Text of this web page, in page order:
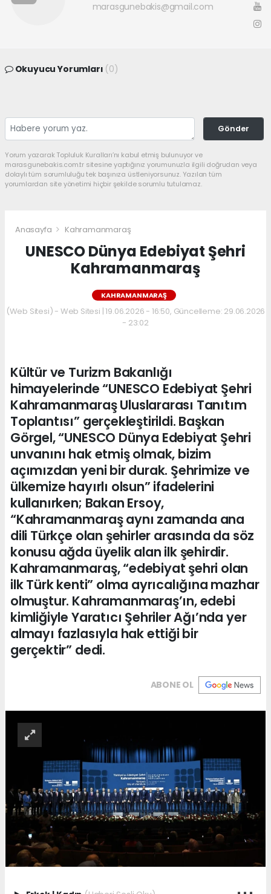
marasgunebakis@gmail.com
Okuyucu Yorumları (0)
Gönder
Yorum yazarak Topluluk Kuralları’nı kabul etmiş bulunuyor ve
marasgunebakis.com.tr sitesine yaptığınız yorumunuzla ilgili doğrudan veya
dolaylı tüm sorumluluğu tek başınıza üstleniyorsunuz. Yazılan tüm
yorumlardan site yönetimi hiçbir şekilde sorumlu tutulamaz.
Anasayfa Kahramanmaraş
UNESCO Dünya Edebiyat Şehri
Kahramanmaraş
KAHRAMANMARAŞ
(Web Sitesi) - Web Sitesi | 19.06.2026 - 16:50, Güncelleme: 29.06.2026
- 23:02
Kültür ve Turizm Bakanlığı
himayelerinde “UNESCO Edebiyat Şehri
Kahramanmaraş Uluslararası Tanıtım
Toplantısı” gerçekleştirildi. Başkan
Görgel, “UNESCO Dünya Edebiyat Şehri
unvanını hak etmiş olmak, bizim
açımızdan yeni bir durak. Şehrimize ve
ülkemize hayırlı olsun” ifadelerini
kullanırken; Bakan Ersoy,
“Kahramanmaraş aynı zamanda ana
dili Türkçe olan şehirler arasında da söz
konusu ağda üyelik alan ilk şehirdir.
Kahramanmaraş, “edebiyat şehri olan
ilk Türk kenti” olma ayrıcalığına mazhar
olmuştur. Kahramanmaraş’ın, edebi
kimliğiyle Yaratıcı Şehriler Ağı’nda yer
almayı fazlasıyla hak ettiği bir
gerçektir” dedi.
ABONE OL